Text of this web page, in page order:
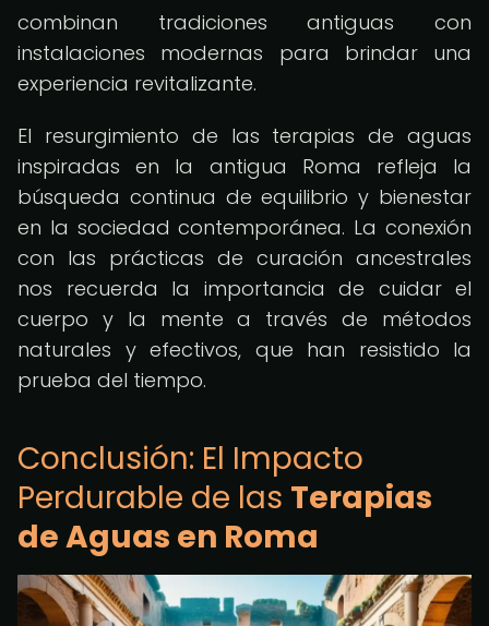
combinan tradiciones antiguas con
instalaciones modernas para brindar una
experiencia revitalizante.
El resurgimiento de las terapias de aguas
inspiradas en la antigua Roma refleja la
búsqueda continua de equilibrio y bienestar
en la sociedad contemporánea. La conexión
con las prácticas de curación ancestrales
nos recuerda la importancia de cuidar el
cuerpo y la mente a través de métodos
naturales y efectivos, que han resistido la
prueba del tiempo.
Conclusión: El Impacto
Perdurable de las Terapias
de Aguas en Roma